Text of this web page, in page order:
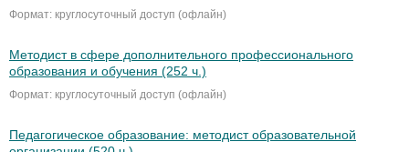
Формат: круглосуточный доступ (офлайн)
Методист в сфере дополнительного профессионального
образования и обучения (252 ч.)
Формат: круглосуточный доступ (офлайн)
Педагогическое образование: методист образовательной